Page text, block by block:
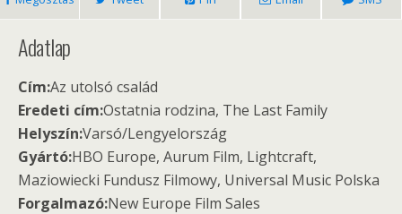
Adatlap
Cím:Az utolsó család
Eredeti cím:Ostatnia rodzina, The Last Family
Helyszín:Varsó/Lengyelország
Gyártó:HBO Europe, Aurum Film, Lightcraft,
Maziowiecki Fundusz Filmowy, Universal Music Polska
Forgalmazó:New Europe Film Sales